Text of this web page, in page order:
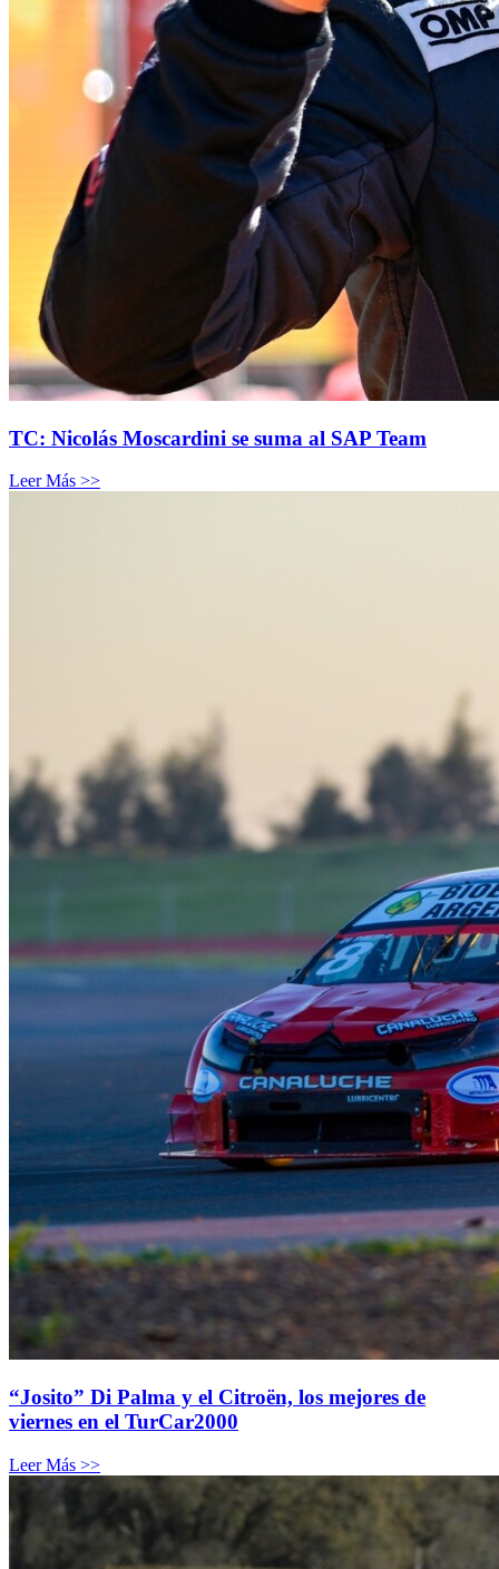
TC: Nicolás Moscardini se suma al SAP Team
Leer Más >>
“Josito” Di Palma y el Citroën, los mejores de
viernes en el TurCar2000
Leer Más >>